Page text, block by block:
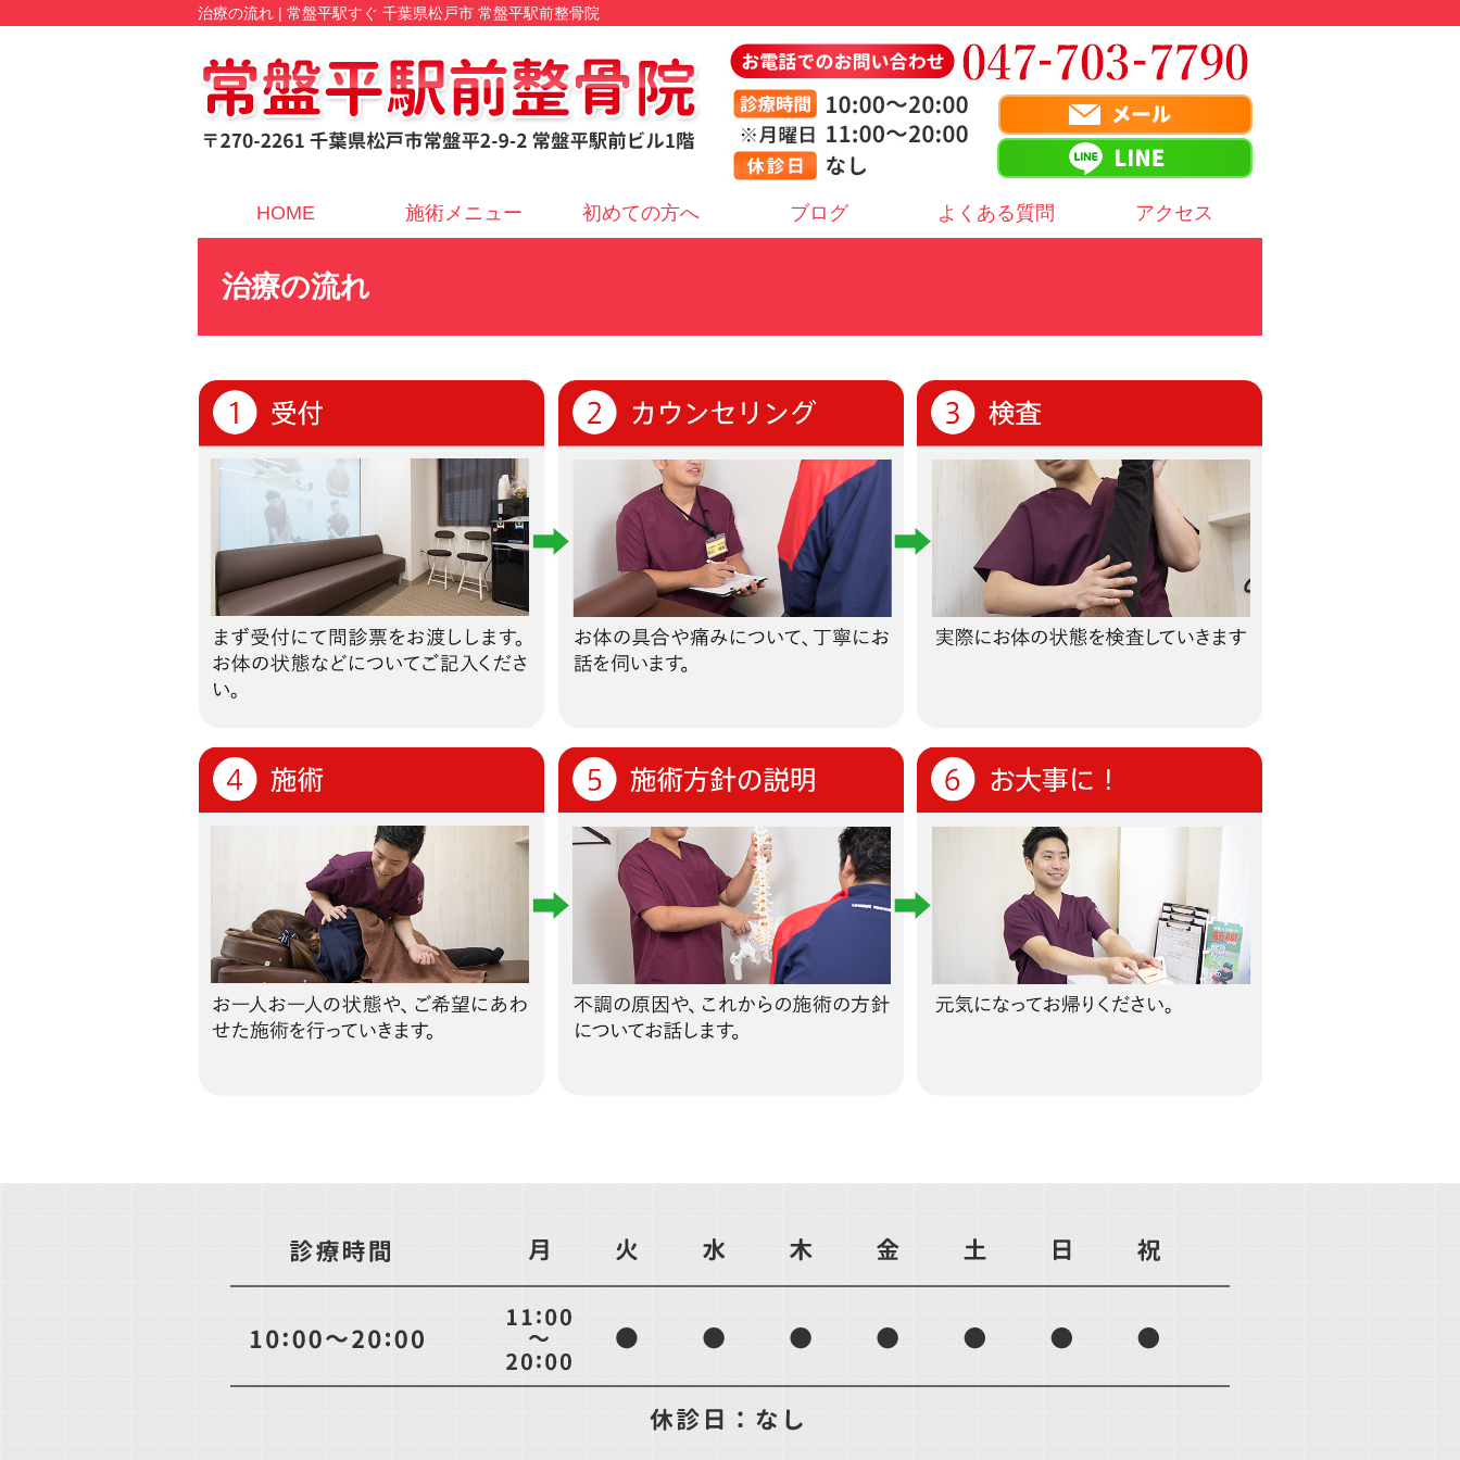
治療の流れ | 常盤平駅すぐ 千葉県松戸市 常盤平駅前整骨院
HOME 施術メニュー 初めての方へ ブログ よくある質問 アクセス
治療の流れ